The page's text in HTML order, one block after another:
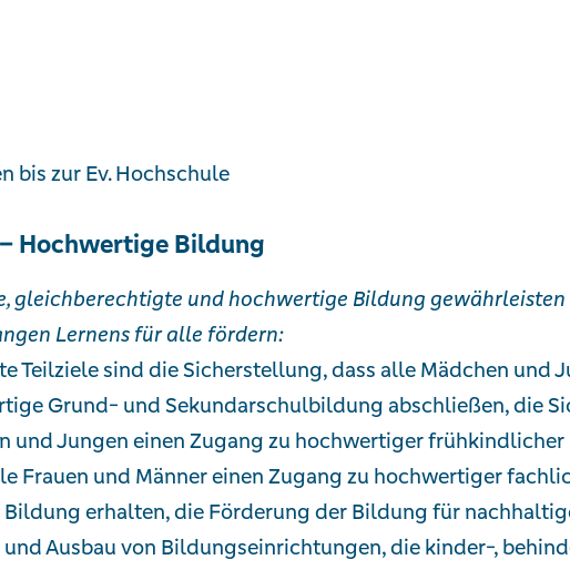
bis zur Ev. Hochschule
Hochwertige Bildung
gleichberechtigte und hochwertige Bildung
Lernens für alle fördern:
Teilziele sind die Sicherstellung, dass alle Mädchen und
Grund- und Sekundarschulbildung abschließen, die
und Jungen einen Zugang zu hochwertiger
Frauen und Männer einen Zugang zu hochwertiger
erhalten, die Förderung der Bildung für
und Ausbau von Bildungseinrichtungen, die kinder-,